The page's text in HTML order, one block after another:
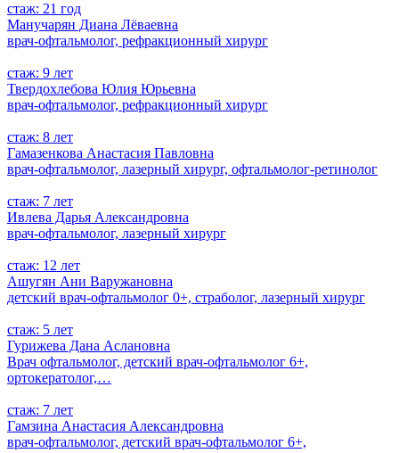
стаж: 21 год
Манучарян Диана Лёваевна
врач-офтальмолог, рефракционный хирург
стаж: 9 лет
Твердохлебова Юлия Юрьевна
врач-офтальмолог, рефракционный хирург
стаж: 8 лет
Гамазенкова Анастасия Павловна
врач-офтальмолог, лазерный хирург, офтальмолог-ретинолог
стаж: 7 лет
Ивлева Дарья Александровна
врач-офтальмолог, лазерный хирург
стаж: 12 лет
Ашугян Ани Варужановна
детский врач-офтальмолог 0+, страболог, лазерный хирург
стаж: 5 лет
Гурижева Дана Аслановна
Врач офтальмолог, детский врач-офтальмолог 6+,
ортокератолог,…
стаж: 7 лет
Гамзина Анастасия Александровна
врач-офтальмолог, детский врач-офтальмолог 6+,